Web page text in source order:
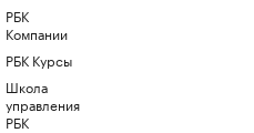
РБК
Компании
РБК Курсы
Школа
управления
РБК